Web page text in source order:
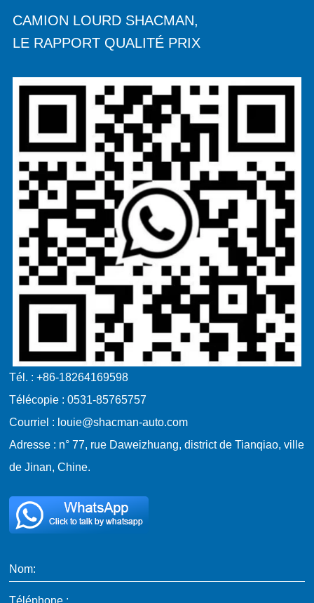
CAMION LOURD SHACMAN,
LE RAPPORT QUALITÉ PRIX
Tél. : +86-18264169598
Télécopie : 0531-85765757
Courriel : louie@shacman-auto.com
Adresse : n° 77, rue Daweizhuang, district de Tianqiao, ville
de Jinan, Chine.
Nom:
Téléphone :